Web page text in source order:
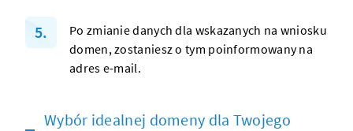
Po zmianie danych dla wskazanych na wniosku
domen, zostaniesz o tym poinformowany na
adres e-mail.
Wybór idealnej domeny dla Twojego